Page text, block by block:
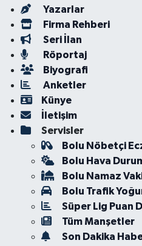
Yazarlar
Firma Rehberi
Seri İlan
Röportaj
Biyografi
Anketler
Künye
İletişim
Servisler
Bolu Nöbetçi
Bolu Hava
Bolu Namaz
Bolu Trafik
Süper Lig Puan
Tüm Manşetler
Son Dakika